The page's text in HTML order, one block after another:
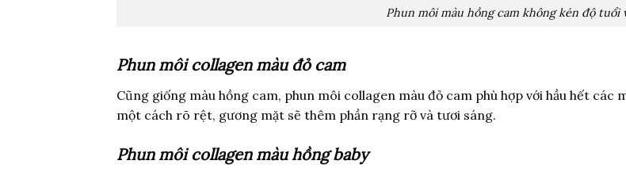
Phun môi màu hồng cam không kén độ tuổi
Phun môi collagen màu đỏ cam
Cũng giống màu hồng cam, phun môi collagen màu đỏ cam phù hợp với hầu hết các
một cách rõ rệt, gương mặt sẽ thêm phần rạng rỡ và tươi sáng.
Phun môi collagen màu hồng baby